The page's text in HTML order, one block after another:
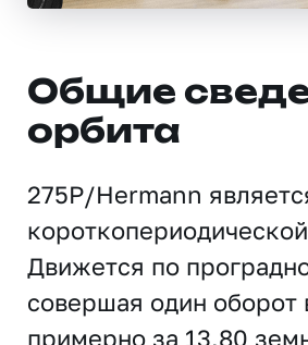
Общие
орбита
275P/Hermann
Движется по
совершая один оборот
примерно за 13,80